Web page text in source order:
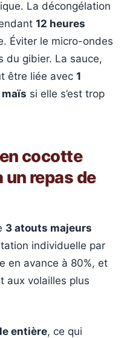
La décongélation
12 heures
Éviter le micro-ondes
du gibier. La sauce,
être liée avec 1
si elle s’est trop
cocotte
repas de
3 atouts majeurs
individuelle par
en avance à 80%, et
aux volailles plus
entière, ce qui